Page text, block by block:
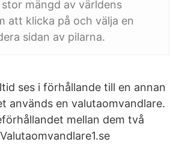
mängd av världens
att klicka på och välja en
sidan av pilarna.
ses i förhållande till en annan
används en valutaomvandlare.
mellan dem två